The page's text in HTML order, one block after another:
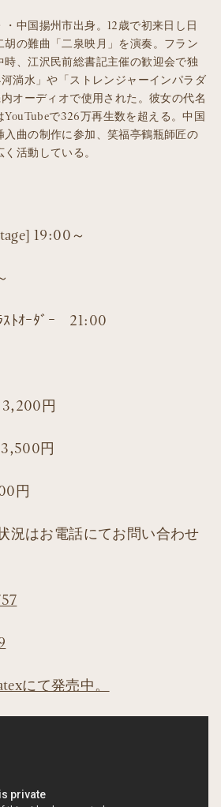
中国揚州市出身。12歳で初来日し日
の難曲「二泉映月」を演奏。フラン
、江沢民前総書記主催の歓迎会で独
淌水」や「ストレンジャーインパラダ
オーディオで使用された。彼女の代名
で326万再生数を超える。中国
入曲の制作に参加、笑福亭鶴瓶師匠の
活動している。
19:00～
ｽﾄｵｰﾀﾞｰ 21:00
円
円
円
況はお電話にてお問い合わせ
にて発売中。